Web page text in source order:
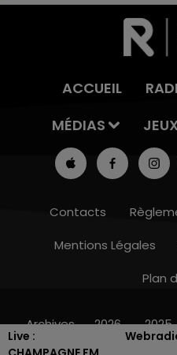
Live :
10h00 - 14h00
ACCUEIL
MÉDIAS
Contacts
Mentions Légales
Plan
Archives 2026 2025